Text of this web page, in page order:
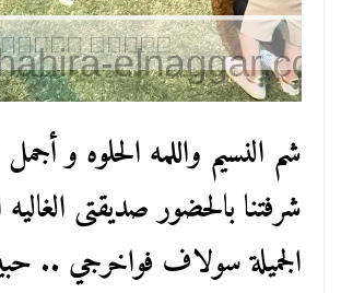
شم النسيم واللمه الحلوه و
شرفتنا بالحضور صديقتى
الجميلة سولاف فواخرجي ..